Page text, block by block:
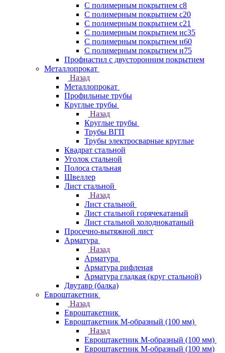
С полимерным покрытием с8
С полимерным покрытием с20
С полимерным покрытием с21
С полимерным покрытием нс35
С полимерным покрытием н60
С полимерным покрытием н75
Профнастил с двусторонним покрытием
Металлопрокат
Назад
Металлопрокат
Профильные трубы
Круглые трубы
Назад
Круглые трубы
Трубы ВГП
Трубы электросварные круглые
Квадрат стальной
Уголок стальной
Полоса стальная
Швеллер
Лист стальной
Назад
Лист стальной
Лист стальной горячекатаный
Лист стальной холоднокатаный
Просечно-вытяжной лист
Арматура
Назад
Арматура
Арматура рифленая
Арматура гладкая (круг стальной)
Двутавр (балка)
Евроштакетник
Назад
Евроштакетник
Евроштакетник М-образный (100 мм)
Назад
Евроштакетник М-образный (100 мм)
Евроштакетник М-образный (100 мм)